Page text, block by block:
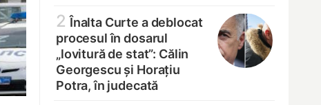
2 Înalta Curte a deblocat
procesul în dosarul
„lovitură de stat”: Călin
Georgescu și Horațiu
Potra, în judecată